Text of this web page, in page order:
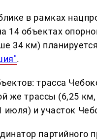
в рамках
14 объектах
34 км)
.
трасса
же трассы (6,25
июля) и участок
партийного